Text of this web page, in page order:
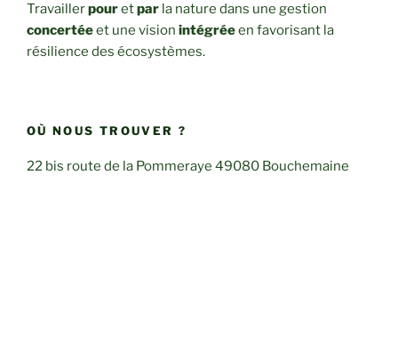
Travaillerpouretpar la nature dans une gestion
concertéeet une vision intégréeen favorisant la
résilience des écosystèmes.
OÙ NOUS TROUVER ?
22 bis route de la Pommeraye 49080 Bouchemaine